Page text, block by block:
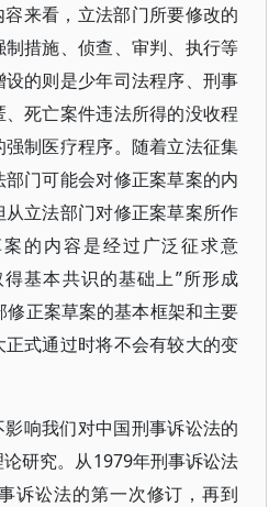
来看，立法部门所要修改的
措施、侦查、审判、执行等
的则是少年司法程序、刑事
死亡案件违法所得的没收程
制医疗程序。随着立法征集
门可能会对修正案草案的内
立法部门对修正案草案所作
的内容是经过广泛征求意
基本共识的基础上”所形成
正案草案的基本框架和主要
式通过时将不会有较大的变
响我们对中国刑事诉讼法的
研究。从1979年刑事诉讼法
诉讼法的第一次修订，再到